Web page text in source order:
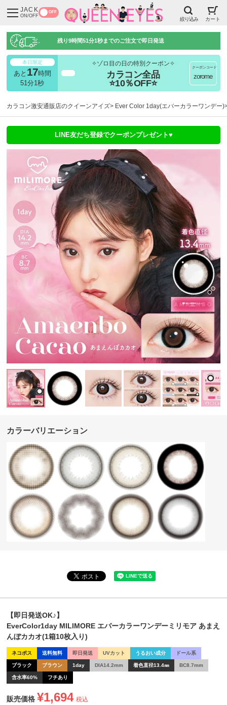
JACK
ON/OFF
OFF
絞り込み カート
残り9時間51分0秒までのご注文で即日発送
本日限定
あと 17時間
51分0秒
✧ゾロ目の日の特別クーポン✧
カラコン全品
⭐10％OFF⭐
クーポンコード
zorome
カラコン激安通販店のクイーンアイズ Ever Color 1day(エバーカラーワンデー)
LINE友だち登録でクーポンプレゼント♥
カラーバリエーション
【即日発送OK♪】
EverColor1day MILIMORE エバーカラーワンデーミリモア あまえ
んぼカカオ(1箱10枚入り)
ネコポス 送料無料 即日発送 UVカット うるおい成分 ドール系
ブラック ブラウン 1day DIA14.2mm 着色直径13.4㎜ BC8.7mm
含水率60% フチあり
販売価格 ¥1,694 税込